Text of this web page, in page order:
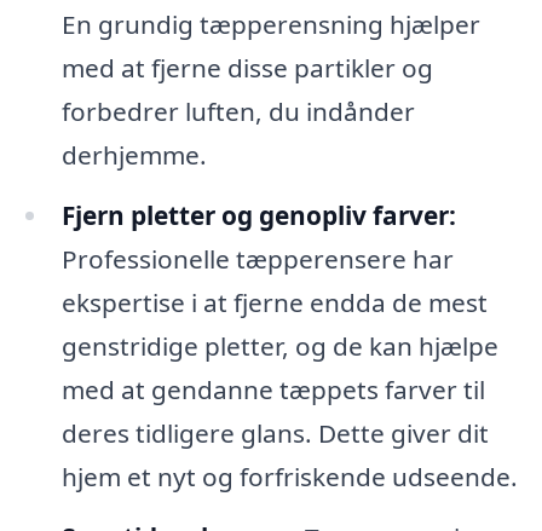
En grundig tæpperensning hjælper
med at fjerne disse partikler og
forbedrer luften, du indånder
derhjemme.
Fjern pletter og genopliv farver:
Professionelle tæpperensere har
ekspertise i at fjerne endda de mest
genstridige pletter, og de kan hjælpe
med at gendanne tæppets farver til
deres tidligere glans. Dette giver dit
hjem et nyt og forfriskende udseende.